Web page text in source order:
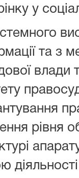
у
та з
влади
рівня